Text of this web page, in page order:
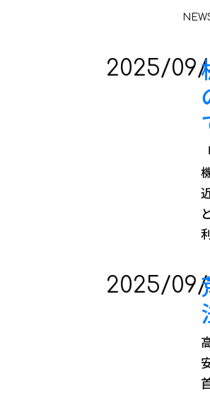
新
2025/
2025/